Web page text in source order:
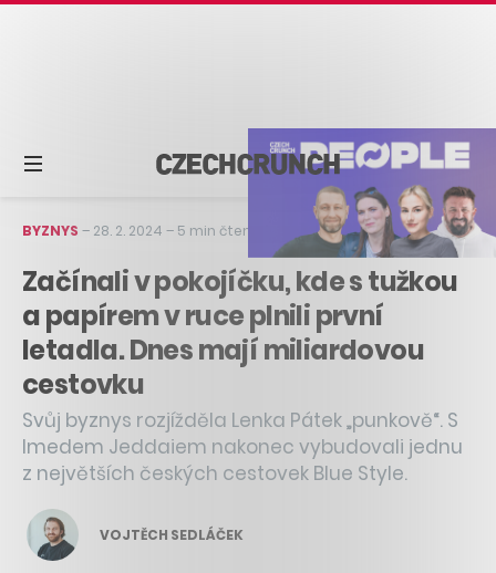
BYZNYS – 28. 2. 2024 – 5 min čtení
Začínali v pokojíčku, kde s tužkou
a papírem v ruce plnili první
letadla. Dnes mají miliardovou
cestovku
Svůj byznys rozjížděla Lenka Pátek „punkově“. S
Imedem Jeddaiem nakonec vybudovali jednu
z největších českých cestovek Blue Style.
VOJTĚCH SEDLÁČEK